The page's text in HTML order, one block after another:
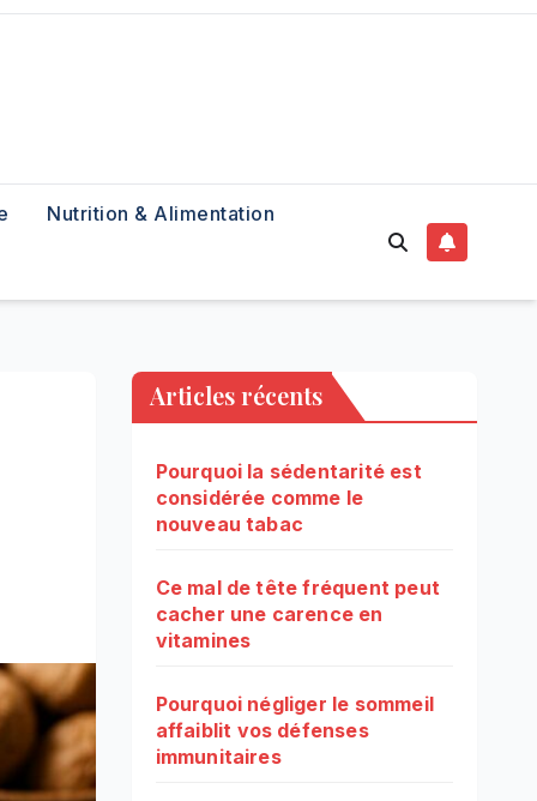
Nutrition & Alimentation
Articles récents
Pourquoi la sédentarité est
considérée comme le
nouveau tabac
Ce mal de tête fréquent peut
cacher une carence en
vitamines
Pourquoi négliger le sommeil
affaiblit vos défenses
immunitaires